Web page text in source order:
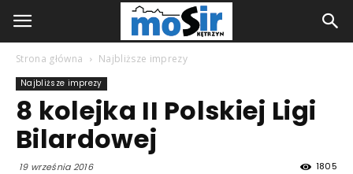
Strona główna Najbliższe imprezy
Najbliższe imprezy
8 kolejka II Polskiej Ligi
Bilardowej
19 września 2016 1805